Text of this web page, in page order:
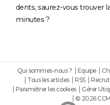
dents, saurez-vous trouver
minutes ?
Qui sommes-nous ? Equipe
Tous les articles
RSS
Paramétrer les cookies
Gérer Utiq
© 2026